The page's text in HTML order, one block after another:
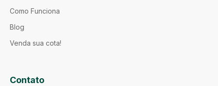
Como Funciona
Blog
Venda sua cota!
Contato